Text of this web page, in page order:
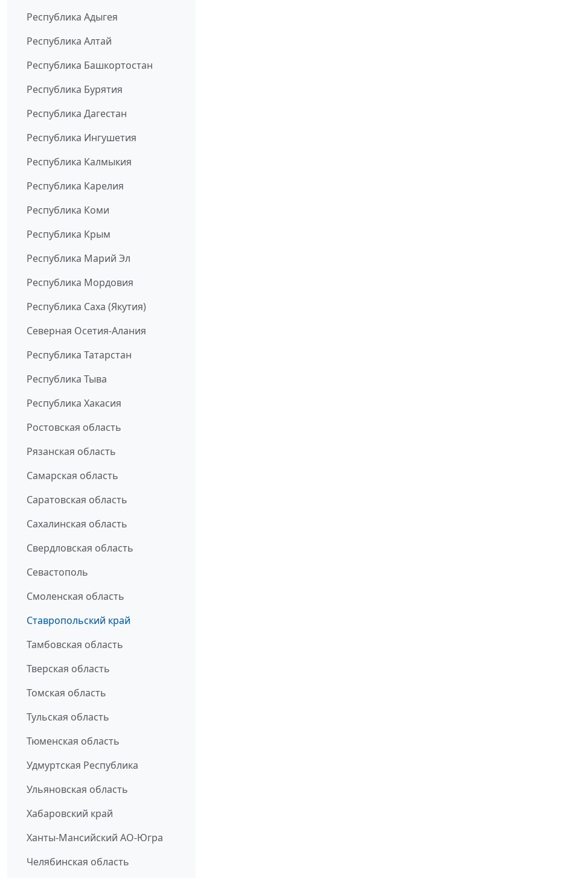
Республика Адыгея
Республика Алтай
Республика Башкортостан
Республика Бурятия
Республика Дагестан
Республика Ингушетия
Республика Калмыкия
Республика Карелия
Республика Коми
Республика Крым
Республика Марий Эл
Республика Мордовия
Республика Саха (Якутия)
Северная Осетия-Алания
Республика Татарстан
Республика Тыва
Республика Хакасия
Ростовская область
Рязанская область
Самарская область
Саратовская область
Сахалинская область
Свердловская область
Севастополь
Смоленская область
Ставропольский край
Тамбовская область
Тверская область
Томская область
Тульская область
Тюменская область
Удмуртская Республика
Ульяновская область
Хабаровский край
Ханты-Мансийский АО-Югра
Челябинская область